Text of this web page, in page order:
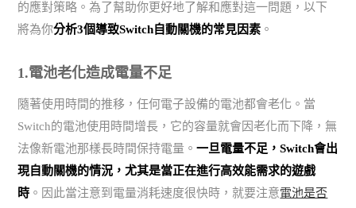
的應對策略。為了幫助你更好地了解和應對這一問題，以下
將為你分析3個導致Switch自動關機的常見因素 。
1.電池老化造成電量不足
隨著使用時間的推移，任何電子設備的電池都會老化。當
Switch的電池使用時間增長，它的容量就會因老化而下降，無
法像新電池那樣長時間保持電量。一旦電量不足，Switch會出
現自動關機的情況，尤其是當正在進行高效能需求的遊戲
時 。因此當注意到電量消耗速度很快時，就要注意電池是否